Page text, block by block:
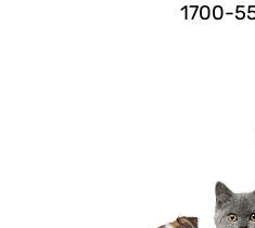
1700-